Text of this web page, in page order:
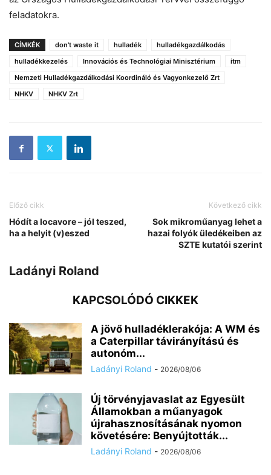
feladatokra.
CÍMKÉK don't waste it hulladék
hulladékgazdálkodás
hulladékkezelés
Innovációs és Technológiai Minisztérium
itm
Nemzeti Hulladékgazdálkodási Koordináló és Vagyonkezelő Zrt
NHKV
NHKV Zrt
Előző cikk
Hódít a locavore – jól teszed,
ha a helyit (v)eszed
Következő cikk
Sok mikroműanyag lehet a
hazai folyók üledékeiben az
SZTE kutatói szerint
Ladányi Roland
KAPCSOLÓDÓ CIKKEK
A jövő hulladéklerakója: A WM és
a Caterpillar távirányítású és
autonóm...
Ladányi Roland - 2026/08/06
Új törvényjavaslat az Egyesült
Államokban a műanyagok
újrahasznosításának nyomon
követésére: Benyújtották...
Ladányi Roland - 2026/08/06